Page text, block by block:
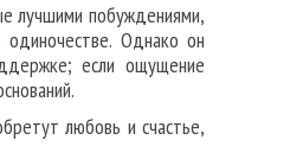
лучшими побуждениями,
Однако он
если ощущение
любовь и счастье,